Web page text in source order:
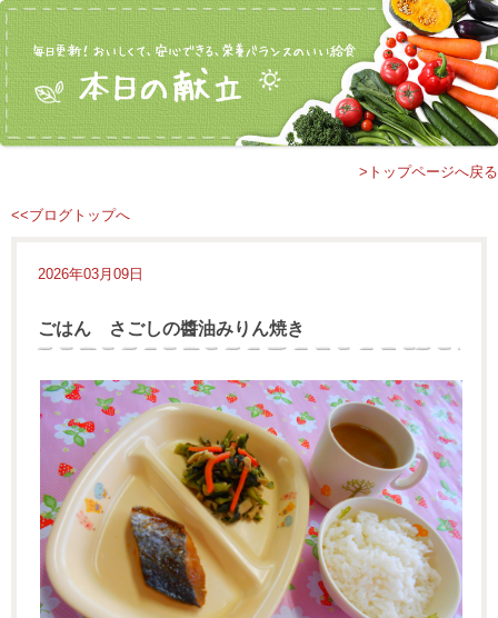
>トップページへ戻る
<<ブログトップへ
2026年03月09日
ごはん さごしの醬油みりん焼き